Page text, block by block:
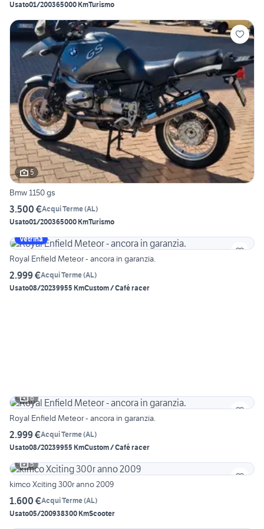
Usato01/200365000 KmTurismo
5
Bmw 1150 gs
3.500 €Acqui Terme(AL)
Usato01/200365000 KmTurismo
Vetrina
Royal Enfield Meteor - ancora in garanzia.
2.999 €Acqui Terme(AL)
Usato08/20239955 KmCustom / Café racer
6
Royal Enfield Meteor - ancora in garanzia.
2.999 €Acqui Terme(AL)
Usato08/20239955 KmCustom / Café racer
5
kimco Xciting 300r anno 2009
1.600 €Acqui Terme(AL)
Usato05/200938300 KmScooter